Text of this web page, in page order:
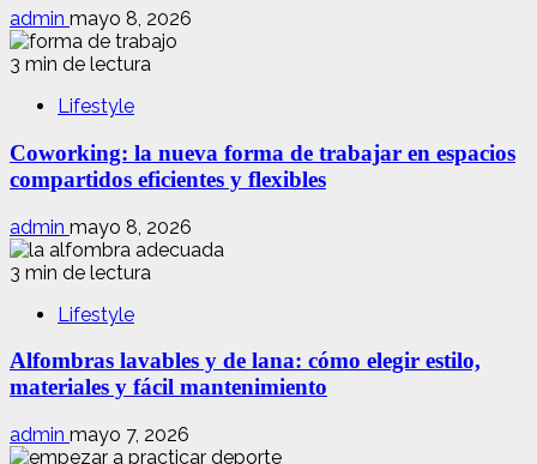
admin mayo 8, 2026
3 min de lectura
Lifestyle
Coworking: la nueva forma de trabajar en espacios
compartidos eficientes y flexibles
admin mayo 8, 2026
3 min de lectura
Lifestyle
Alfombras lavables y de lana: cómo elegir estilo,
materiales y fácil mantenimiento
admin mayo 7, 2026